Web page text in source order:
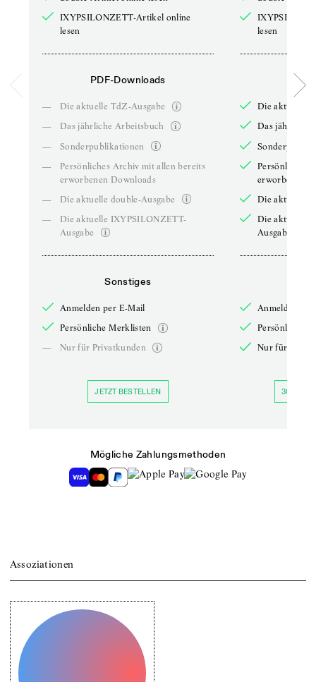
IXYPSILONZETT-Artikel online
lesen
PDF-Downloads
—
Die aktuelle TdZ-Ausgabe
—
Das jährliche Arbeitsbuch
—
Sonderpublikationen
—
Persönliches Archiv mit allen bereits
erworbenen Downloads
—
Die aktuelle double-Ausgabe
—
Die aktuelle IXYPSILONZETT-
Ausgabe
Sonstiges
Anmelden per E-Mail
Persönliche Merklisten
—
Nur für Privatkunden
JETZT BESTELLEN
lesen
Die aktuelle
Das jährliche
Persönliches
erworbenen
Die aktuelle
Die aktuelle
Ausgabe
Anmelden
Persönliche
Nur für
30 TAGE
Mögliche Zahlungsmethoden
Assoziationen